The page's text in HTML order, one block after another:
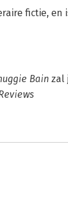
fictie, en
Bain zal